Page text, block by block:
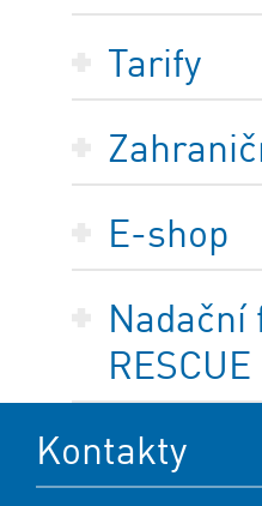
Tarify
E-shop
Nadační
RESCUE
Kontakty